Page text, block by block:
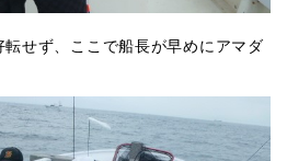
転せず、ここで船長が早めにアマダ